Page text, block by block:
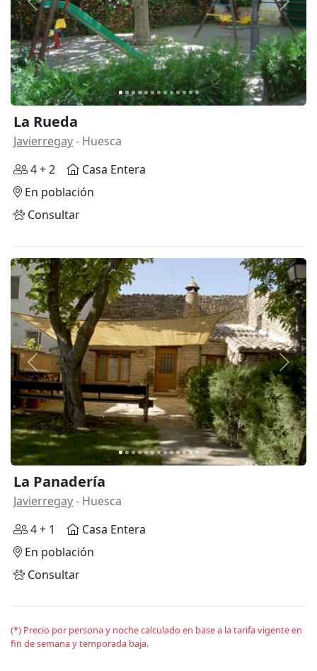
Anterior
La Rueda
Javierregay- Huesca
4 + 2
Casa Entera
En población
Consultar
Anterior
La Panadería
Javierregay- Huesca
4 + 1
Casa Entera
En población
Consultar
(*) Precio por persona y noche calculado en base a la tarifa vigente en
fin de semana y temporada baja.